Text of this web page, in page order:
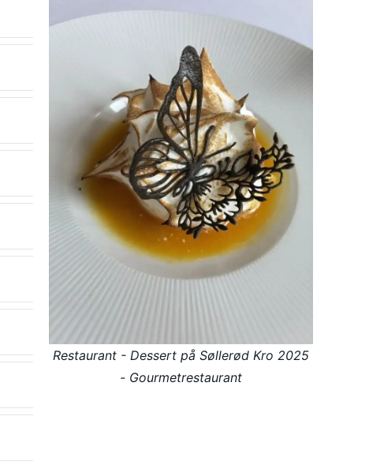
Restaurant - Dessert på Søllerød Kro 2025
- Gourmetrestaurant